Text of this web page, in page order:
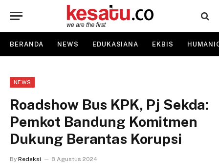
BERANDA NEWS EDUKASIANA EKBIS
NEWS
Roadshow Bus KPK, Pj Sekda:
Pemkot Bandung Komitmen
Dukung Berantas Korupsi
By Redaksi 8 Agustus 2024